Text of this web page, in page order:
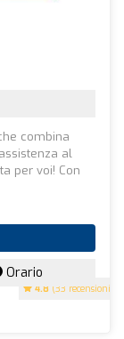
4.8 (33 recensioni)
combina
al
per voi! Con
Orario